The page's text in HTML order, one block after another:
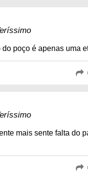
poço é apenas uma
mais sente falta do